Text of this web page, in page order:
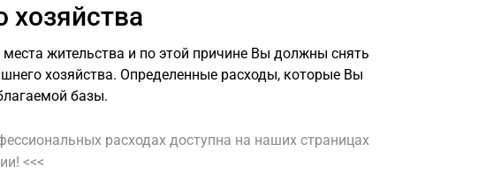
жительства и по этой причине Вы должны снять
хозяйства. Определенные расходы, которые Вы
базы.
расходах доступна на наших страницах
<<<